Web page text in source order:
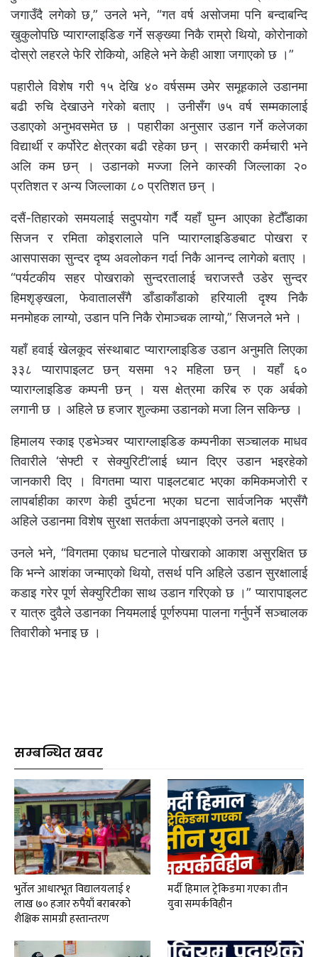
जगाउँदै लगेको छ,” उनले भने, “गत वर्ष असोजमा पनि बन्दाबन्दि
खुकुलोपछि प्याराग्लाइडिङ गर्ने सङ्ख्या निकै राम्रो थियो, कोरोनाको
दोस्रो लहरले फेरि रोकियो, अहिले भने केही आशा जगाएको छ ।”
पहारीले विशेष गरी १५ देखि ४० वर्षसम्म उमेर समूहकाले उडानमा
बढी रुचि देखाउने गरेको बताए । उनीसँग ७५ वर्ष सम्मकालाई
उडाएको अनुभवसमेत छ । पहारीका अनुसार उडान गर्ने कलेजका
विद्यार्थी र कर्पोरेट क्षेत्रका बढी रहेका छन् । सरकारी कर्मचारी भने
अलि कम छन् । उडानको मज्जा लिने कास्की जिल्लाका २०
प्रतिशत र अन्य जिल्लाका ८० प्रतिशत छन् ।
दसैं-तिहारको समयलाई सदुपयोग गर्दै यहाँ घुम्न आएका हेटौँडाका
सिजन र रमिता कोइरालाले पनि प्याराग्लाइडिङबाट पोखरा र
आसपासका सुन्दर दृष्य अवलोकन गर्दा निकै आनन्द लागेको बताए ।
“पर्यटकीय सहर पोखराको सुन्दरतालाई चराजस्तै उडेर सुन्दर
हिमशृङ्खला, फेवातालसँगै डाँडाकाँडाको हरियाली दृश्य निकै
मनमोहक लाग्यो, उडान पनि निकै रोमाञ्चक लाग्यो,” सिजनले भने ।
यहाँ हवाई खेलकूद संस्थाबाट प्याराग्लाइडिङ उडान अनुमति लिएका
३३८ प्यारापाइलट छन् यसमा १२ महिला छन् । यहाँ ६०
प्याराग्लाइडिङ कम्पनी छन् । यस क्षेत्रमा करिब रु एक अर्बको
लगानी छ । अहिले छ हजार शुल्कमा उडानको मजा लिन सकिन्छ ।
हिमालय स्काइ एडभेञ्चर प्याराग्लाइडिङ कम्पनीका सञ्चालक माधव
तिवारीले ‘सेफ्टी र सेक्युरिटी’लाई ध्यान दिएर उडान भइरहेको
जानकारी दिए । विगतमा प्यारा पाइलटबाट भएका कमिकमजोरी र
लापर्बाहीका कारण केही दुर्घटना भएका घटना सार्वजनिक भएसँगै
अहिले उडानमा विशेष सुरक्षा सतर्कता अपनाइएको उनले बताए ।
उनले भने, “विगतमा एकाध घटनाले पोखराको आकाश असुरक्षित छ
कि भन्ने आशंका जन्माएको थियो, तसर्थ पनि अहिले उडान सुरक्षालाई
कडाइ गरेर पूर्ण सेक्युरिटीका साथ उडान गरिएको छ ।” प्यारापाइलट
र यात्रु दुवैले उडानका नियमलाई पूर्णरुपमा पालना गर्नुपर्ने सञ्चालक
तिवारीको भनाइ छ ।
सम्बन्धित खवर
भुर्तेल आधारभूत विद्यालयलाई १
लाख ७० हजार रुपैयाँ बराबरको
शैक्षिक सामग्री हस्तान्तरण
मर्दी हिमाल ट्रेकिङमा गएका तीन
युवा सम्पर्कविहीन